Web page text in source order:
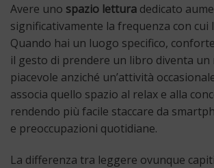
Avere uno spazio lettura dedicato
significativamente la frequenza con cui
Quando hai un luogo specifico,
il gesto di prendere un libro diventa un
piacevole anziché un’attività
associa quello spazio al relax e alla
rendendo più facile staccare da
e preoccupazioni quotidiane.
La differenza tra leggere ovunque